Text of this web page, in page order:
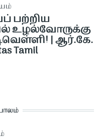
பற்றிய
உழல்வோருக்கு
| ஆர்.கே.
Tamil